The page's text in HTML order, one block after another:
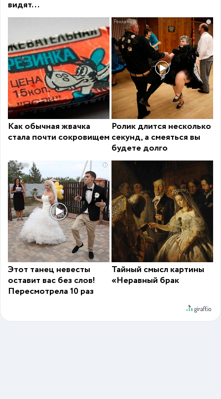
видят...
Как обычная жвачка
стала почти сокровищем
i
Ролик длится несколько
секунд, а смеяться вы
будете долго
i
Этот танец невесты
оставит вас без слов!
Пересмотрела 10 раз
Тайный смысл картины
«Неравный брак